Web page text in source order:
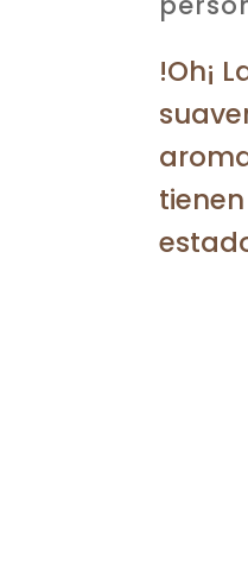
!Oh¡